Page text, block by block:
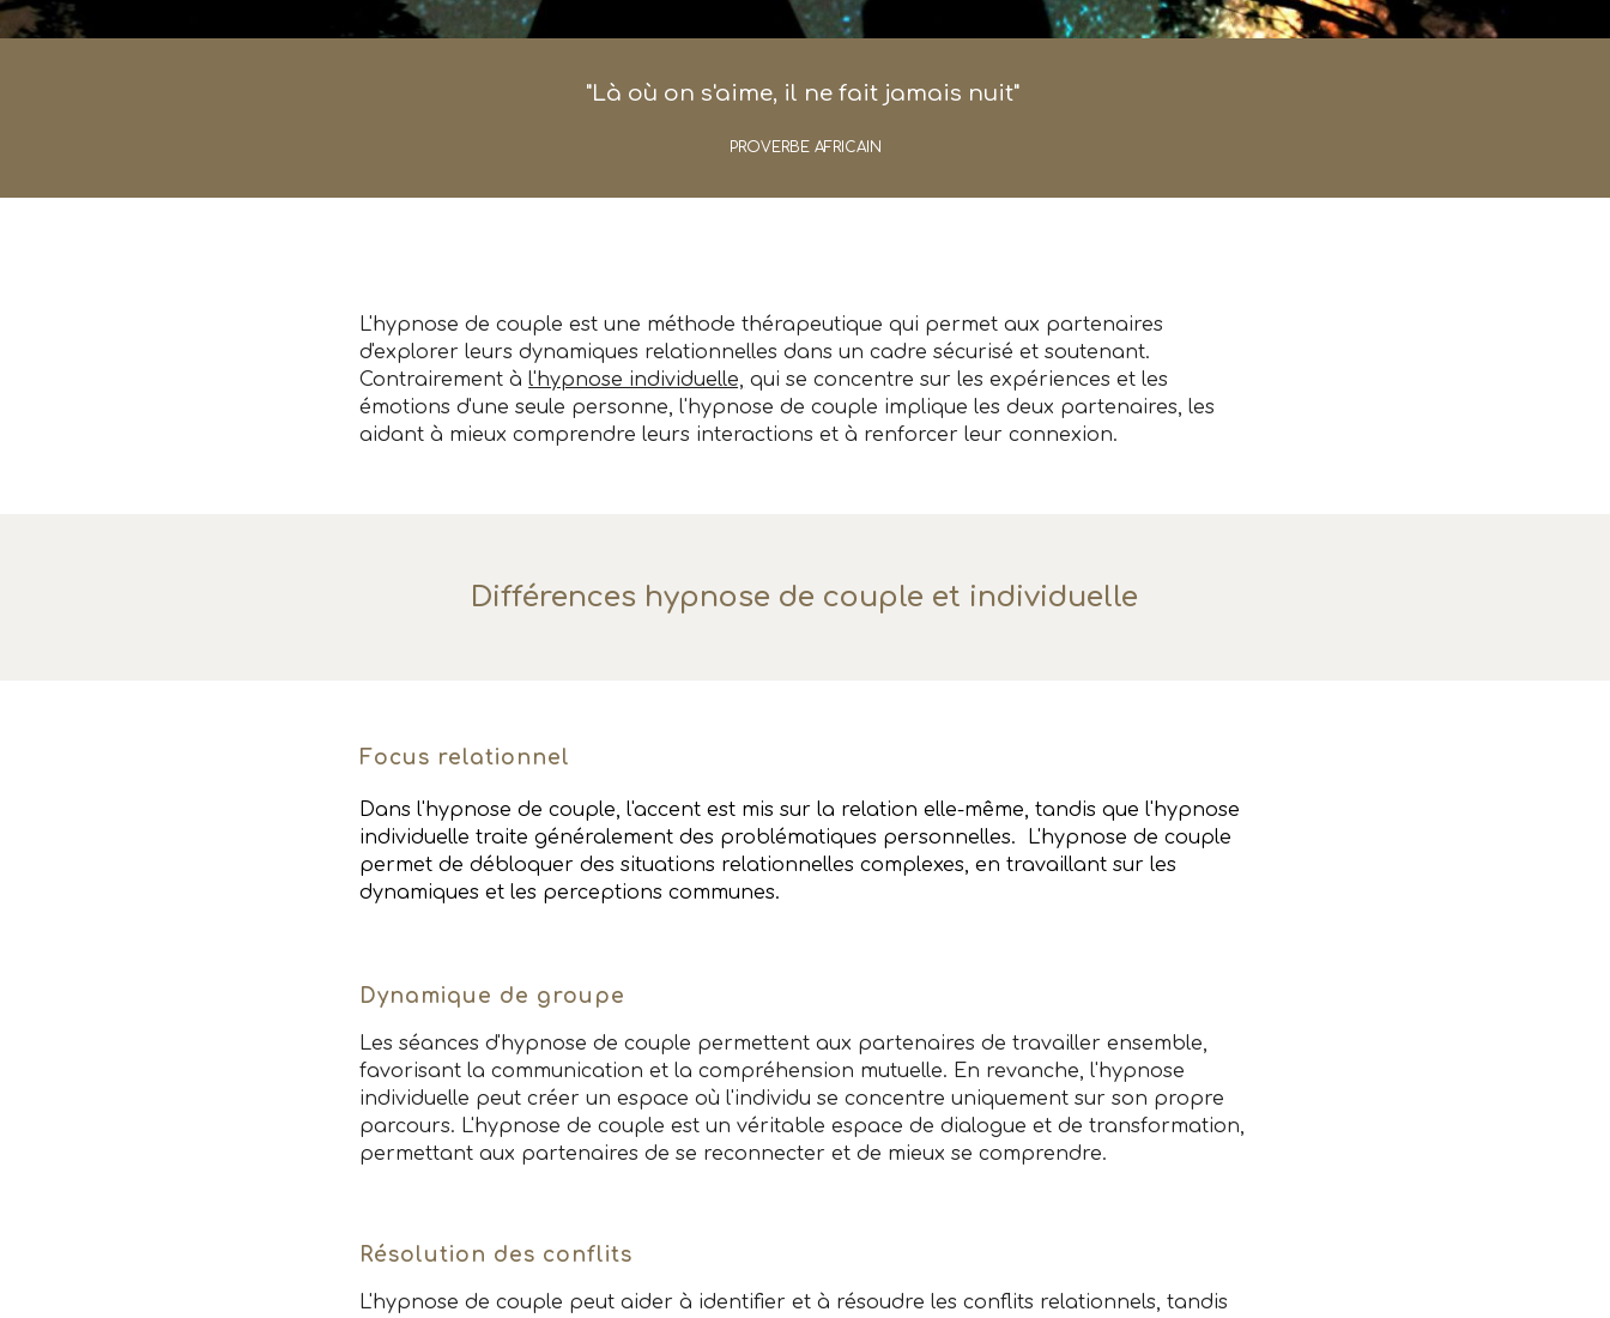
"Là où on s'aime, il ne fait jamais nuit"
PROVERBE AFRICAIN
L'hypnose de couple est une méthode thérapeutique qui permet aux partenaires
d'explorer leurs dynamiques relationnelles dans un cadre sécurisé et soutenant.
Contrairement àl'hypnose individuelle, qui se concentre sur les expériences et les
émotions d'une seule personne, l'hypnose de couple implique les deux partenaires, les
aidant à mieux comprendre leurs interactions et à renforcer leur connexion.
Différences hypnose de couple et individuelle
Focus relationnel
Dans l'hypnose de couple, l'accent est mis sur la relation elle-même, tandis que l'hypnose
individuelle traite généralement des problématiques personnelles. L'hypnose de couple
permet de débloquer des situations relationnelles complexes, en travaillant sur les
dynamiques et les perceptions communes.
Dynamique de groupe
Les séances d'hypnose de couple permettent aux partenaires de travailler ensemble,
favorisant la communication et la compréhension mutuelle. En revanche, l'hypnose
individuelle peut créer un espace où l'individu se concentre uniquement sur son propre
parcours. L'hypnose de couple est un véritable espace de dialogue et de transformation,
permettant aux partenaires de se reconnecter et de mieux se comprendre.
Résolution des conflits
L'hypnose de couple peut aider à identifier et à résoudre les conflits relationnels, tandis